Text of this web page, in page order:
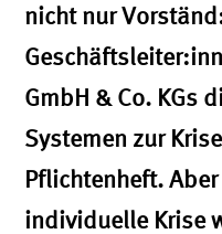
nicht nur
GmbH & Co. KGs
Systemen zur
Pflichtenheft.
individuelle Krise